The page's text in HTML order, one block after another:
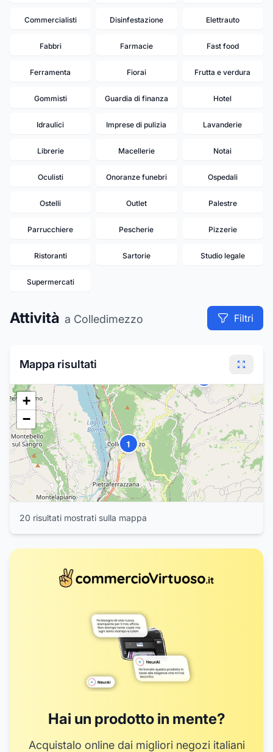
Commercialisti Disinfestazione Elettrauto
Fabbri Farmacie Fast food
Ferramenta Fiorai Frutta e verdura
Gommisti Guardia di finanza Hotel
Idraulici Imprese di pulizia Lavanderie
Librerie Macellerie Notai
Oculisti Onoranze funebri Ospedali
Ostelli Outlet Palestre
Parrucchiere Pescherie Pizzerie
Ristoranti Sartorie Studio legale
Supermercati
Attività a Colledimezzo Filtri
Mappa risultati
1
2
4
6
8
1719
+
−
20 risultati mostrati sulla mappa
Hai un prodotto in mente?
Acquistalo online dai migliori negozi italiani